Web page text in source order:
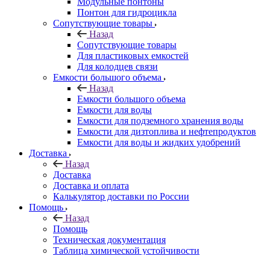
Понтон для гидроцикла
Сопутствующие товары
Назад
Сопутствующие товары
Для пластиковых емкостей
Для колодцев связи
Емкости большого объема
Назад
Емкости большого объема
Емкости для воды
Емкости для подземного хранения воды
Емкости для дизтоплива и нефтепродуктов
Емкости для воды и жидких удобрений
Доставка
Назад
Доставка
Доставка и оплата
Калькулятор доставки по России
Помощь
Назад
Помощь
Техническая документация
Таблица химической устойчивости